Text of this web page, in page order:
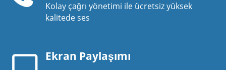
Telefon
Kolay çağrı yönetimi ile ücretsiz yüksek
kalitede ses
Ekran Paylaşımı